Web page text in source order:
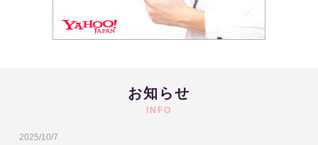
お知らせ
INFO
2025/10/7